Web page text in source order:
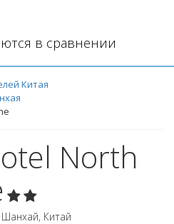
в сравнении
Китая
North
Шанхай, Китай